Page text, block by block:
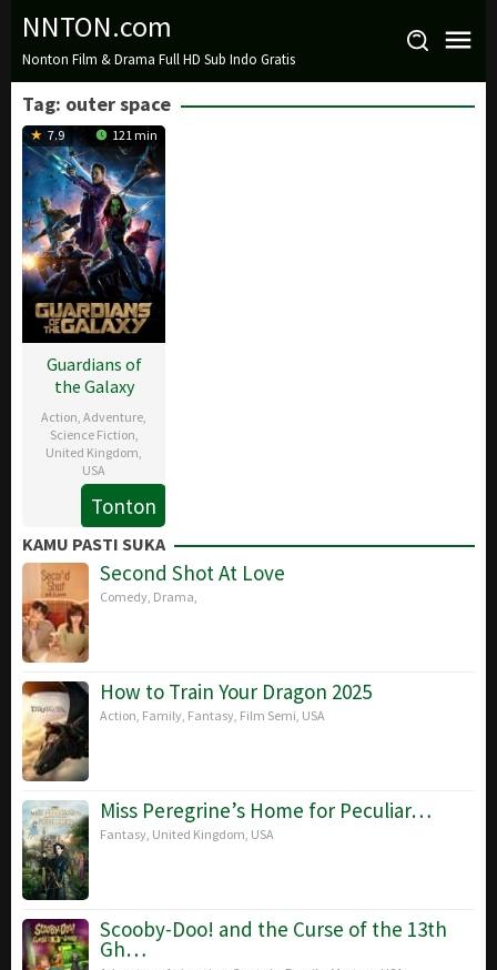
Loncat
konten
NNTON.com
Nonton Film & Drama Full HD Sub Indo Gratis
Tag: outer space
7.9 121 min
Guardians of
the Galaxy
Action ,Adventure
Science Fiction
United Kingdom
USA
30
Jul
2014
James
Gunn
Tonton
KAMU PASTI SUKA
Second Shot At Love
Comedy Drama
How to Train Your Dragon 2025
Action Family Fantasy Film Semi USA
Miss Peregrine’s Home for Peculiar…
Fantasy United Kingdom USA
Scooby-Doo! and the Curse of the 13th
Gh…